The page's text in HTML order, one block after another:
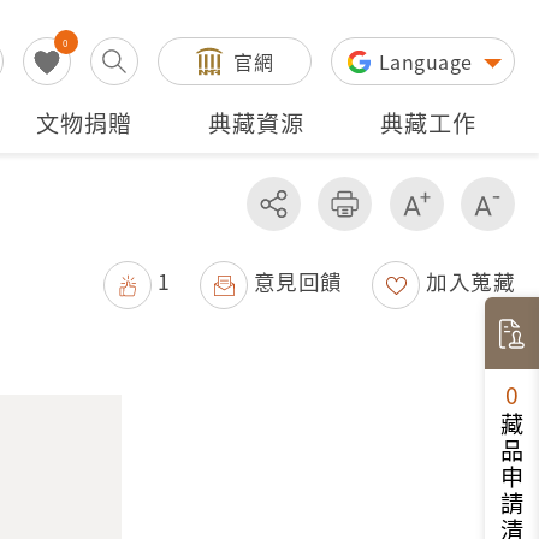
0
官網 Language
文物捐贈 典藏資源 典藏工作
分享 友善列印 增加字級
1 意見回饋 加入蒐藏
0
藏品申請清單